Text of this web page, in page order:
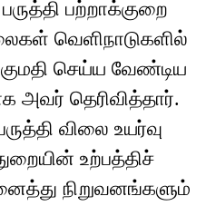
பற்றாக்குறை
வெளிநாடுகளில்
செய்ய வேண்டிய
அவர் தெரிவித்தார்.
விலை உயர்வு
உற்பத்திச்
நிறுவனங்களும்